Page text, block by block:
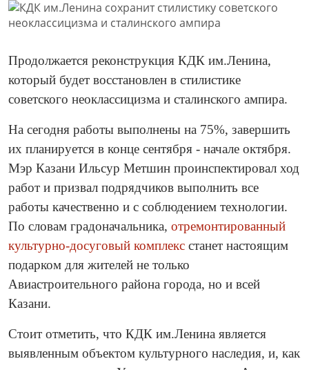
Продолжается реконструкция КДК им.Ленина,
который будет восстановлен в стилистике
советского неоклассицизма и сталинского ампира.
На сегодня работы выполнены на 75%, завершить
их планируется в конце сентября - начале октября.
Мэр Казани Ильсур Метшин проинспектировал ход
работ и призвал подрядчиков выполнить все
работы качественно и с соблюдением технологии.
По словам градоначальника, отремонтированный
культурно-досуговый комплекс станет настоящим
подарком для жителей не только
Авиастроительного района города, но и всей
Казани.
Стоит отметить, что КДК им.Ленина является
выявленным объектом культурного наследия, и, как